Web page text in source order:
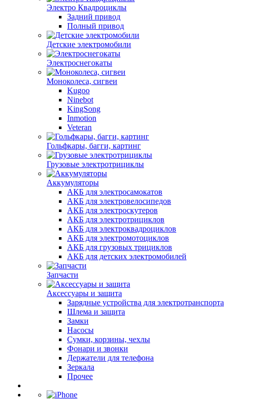
Электро Квадроциклы
Задний привод
Полный привод
Детские электромобили
Электроснегокаты
Моноколеса, сигвеи
Kugoo
Ninebot
KingSong
Inmotion
Veteran
Гольфкары, багги, картинг
Грузовые электротрициклы
Аккумуляторы
АКБ для электросамокатов
АКБ для электровелосипедов
АКБ для электроскутеров
АКБ для электротрициклов
АКБ для электроквадроциклов
АКБ для электромотоциклов
АКБ для грузовых трициклов
АКБ для детских электромобилей
Запчасти
Аксессуары и защита
Зарядные устройства для электротранспорта
Шлема и защита
Замки
Насосы
Сумки, корзины, чехлы
Фонари и звонки
Держатели для телефона
Зеркала
Прочее